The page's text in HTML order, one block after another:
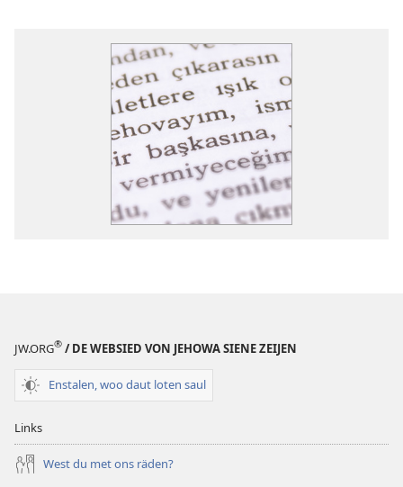
JW.ORG® / DE WEBSIED VON JEHOWA SIENE ZEIJEN
Enstalen, woo daut loten saul
Links
West du met ons räden?